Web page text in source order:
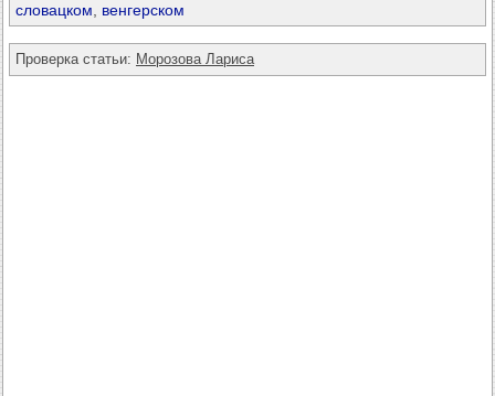
словацком
венгерском
Проверка статьи: Морозова Лариса